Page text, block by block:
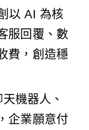
以 AI 為核
服回覆、數
費，創造穩
機器人、
企業願意付